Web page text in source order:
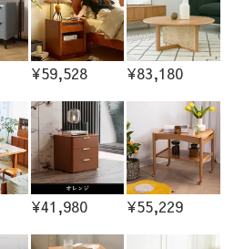
¥59,528 ¥83,180
¥41,980 ¥55,229